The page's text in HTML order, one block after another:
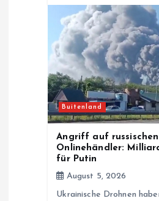
Buitenland
Angriff auf russischen
Onlinehändler:
für Putin
August 5, 2026
Ukrainische Drohnen